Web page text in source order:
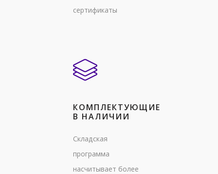
сертификаты
КОМПЛЕКТУЮЩИЕ
В НАЛИЧИИ
Складская
программа
насчитывает более